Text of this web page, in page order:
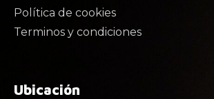
Política de cookies
Terminos y condiciones
Ubicación